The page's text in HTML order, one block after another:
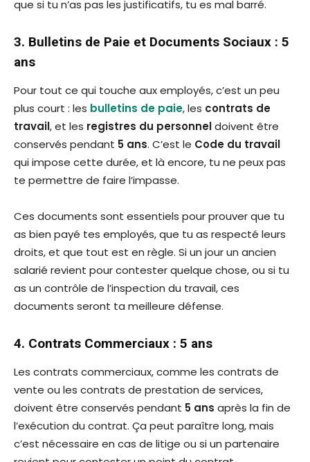
que si tu n’as pas les justificatifs, tu es mal barré.
3. Bulletins de Paie et Documents Sociaux : 5
ans
Pour tout ce qui touche aux employés, c’est un peu
plus court : les bulletins de paie, les contrats de
travail, et les registres du personneldoivent être
conservés pendant 5 ans. C’est le Code du travail
qui impose cette durée, et là encore, tu ne peux pas
te permettre de faire l’impasse.
Ces documents sont essentiels pour prouver que tu
as bien payé tes employés, que tu as respecté leurs
droits, et que tout est en règle. Si un jour un ancien
salarié revient pour contester quelque chose, ou si tu
as un contrôle de l’inspection du travail, ces
documents seront ta meilleure défense.
4. Contrats Commerciaux : 5 ans
Les contrats commerciaux, comme les contrats de
vente ou les contrats de prestation de services,
doivent être conservés pendant 5 ans après la fin de
l’exécution du contrat. Ça peut paraître long, mais
c’est nécessaire en cas de litige ou si un partenaire